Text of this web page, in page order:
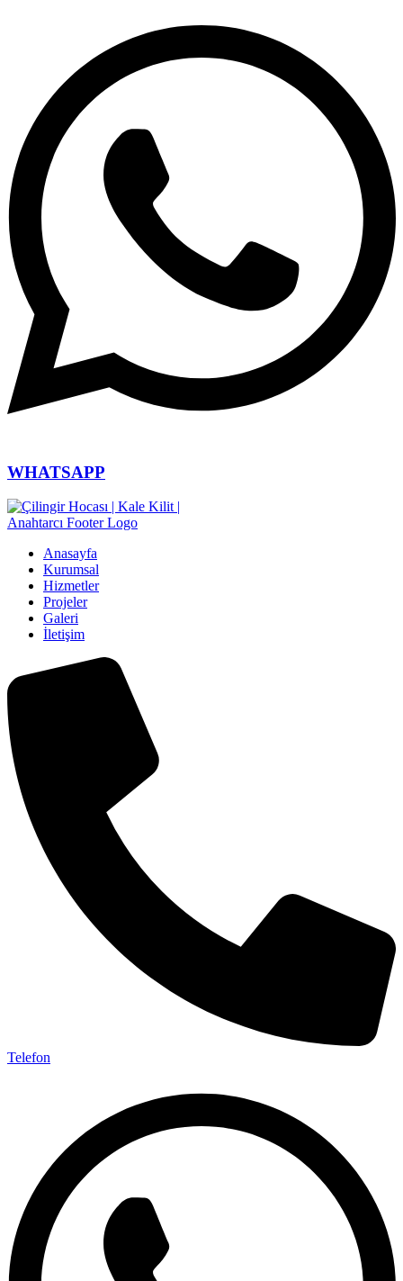
WHATSAPP
Anasayfa
Kurumsal
Hizmetler
Projeler
Galeri
İletişim
Telefon